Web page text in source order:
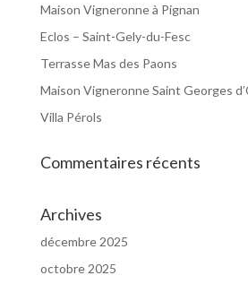
Maison Vigneronne à Pignan
Eclos – Saint-Gely-du-Fesc
Terrasse Mas des Paons
Maison Vigneronne Saint Georges
Villa Pérols
Commentaires récents
Archives
décembre 2025
octobre 2025